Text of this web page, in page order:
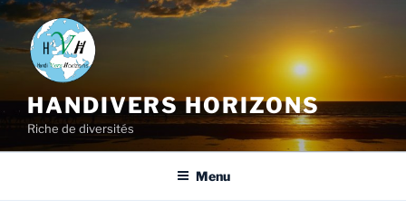
HANDIVERS HORIZONS
Riche de diversités
Menu